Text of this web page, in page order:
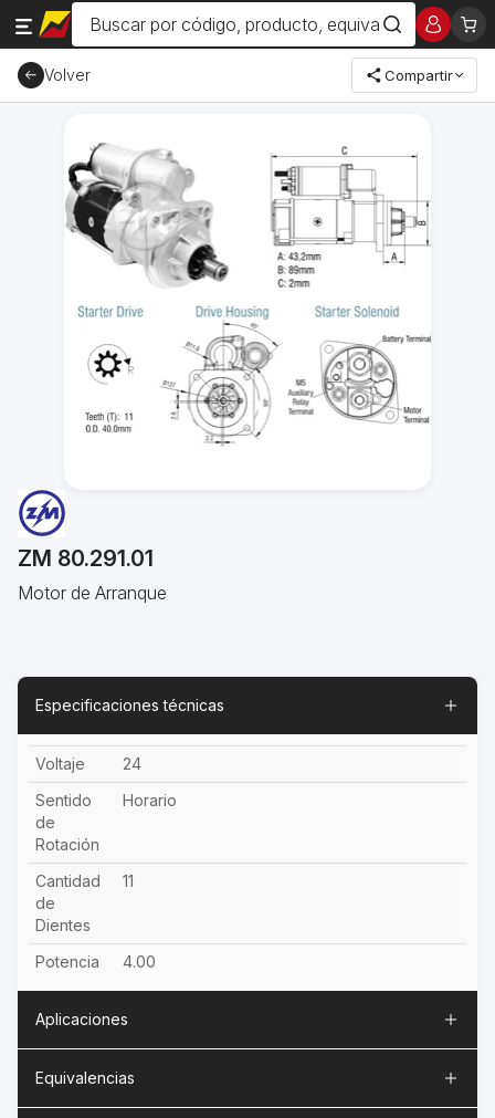
Volver Compartir
ZM 80.291.01
Motor de Arranque
Especificaciones técnicas
Voltaje
24
Sentido
de
Rotación
Horario
Cantidad
de
Dientes
11
Potencia 4.00
Aplicaciones
Equivalencias